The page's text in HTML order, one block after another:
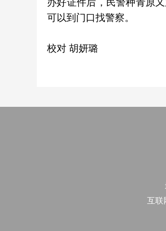
办好证件后，民警种青原
可以到门口找警察。
校对 胡妍璐
互联